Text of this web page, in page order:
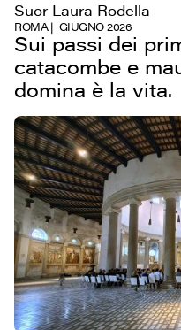
Suor Laura Rodella
ROMA GIUGNO 2026
Sui passi dei
catacombe e
domina è la vita.